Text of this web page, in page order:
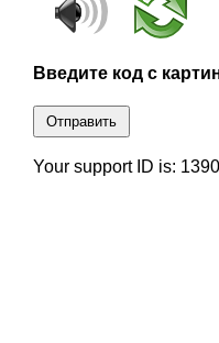
Введите код с
Отправить
Your support ID is: